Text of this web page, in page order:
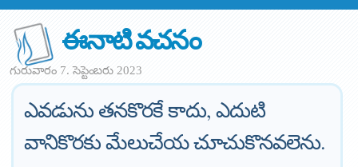
ఈనాటి వచనం
గురువారం 7. సెప్టెంబరు 2023
ఎవడును తనకొరకే కాదు, ఎదుటి
వానికొరకు మేలుచేయ చూచుకొనవలెను.